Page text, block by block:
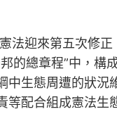
法迎來第五次修正
的總章程”中，構
中生態周遭的狀況
等配合組成憲法生